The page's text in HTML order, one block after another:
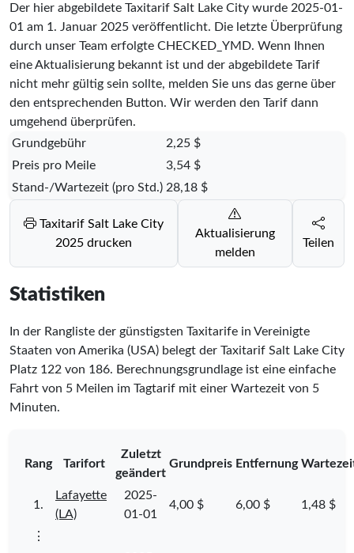
Der hier abgebildete Taxitarif Salt Lake City wurde 2025-01-
01 am 1. Januar 2025 veröffentlicht. Die letzte Überprüfung
durch unser Team erfolgte CHECKED_YMD. Wenn Ihnen
eine Aktualisierung bekannt ist und der abgebildete Tarif
nicht mehr gültig sein sollte, melden Sie uns das gerne über
den entsprechenden Button. Wir werden den Tarif dann
umgehend überprüfen.
Grundgebühr
2,25 $
Preis pro Meile
3,54 $
Stand-/Wartezeit (pro Std.) 28,18 $
Taxitarif Salt Lake City
2025 drucken
Aktualisierung
melden
Teilen
Statistiken
In der Rangliste der günstigsten Taxitarife in Vereinigte
Staaten von Amerika (USA) belegt der Taxitarif Salt Lake City
Platz 122 von 186. Berechnungsgrundlage ist eine einfache
Fahrt von 5 Meilen im Tagtarif mit einer Wartezeit von 5
Minuten.
Rang Tarifort
Zuletzt
geändert
Grundpreis Entfernung
1.
Lafayette
(LA)
2025-
01-01
4,00 $ 6,00 $ 1,48 $
⋮